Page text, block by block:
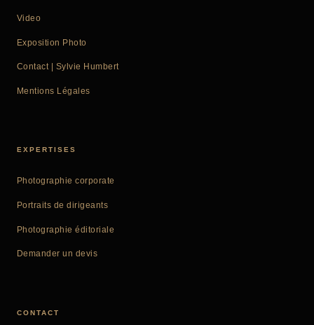
Video
Exposition Photo
Contact | Sylvie Humbert
Mentions Légales
EXPERTISES
Photographie corporate
Portraits de dirigeants
Photographie éditoriale
Demander un devis
CONTACT